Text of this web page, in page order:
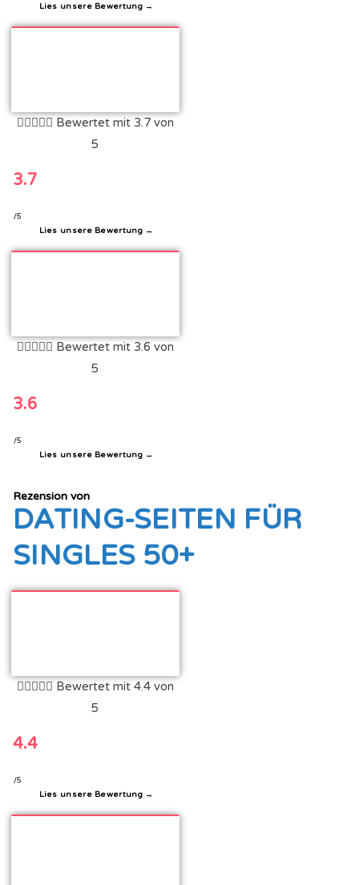
Lies unsere Bewertung →
 Bewertet mit 3.7 von
5
3.7
/5
Lies unsere Bewertung →
 Bewertet mit 3.6 von
5
3.6
/5
Lies unsere Bewertung →
Rezension von
DATING-SEITEN FÜR
SINGLES 50+
 Bewertet mit 4.4 von
5
4.4
/5
Lies unsere Bewertung →